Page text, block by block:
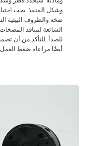
وشكل المنفذ. يجب
ضخه والظروف البيئية
الشائعة لمنافذ
للصدأ. للتأكد من أن
أيضًا مراعاة ضغط